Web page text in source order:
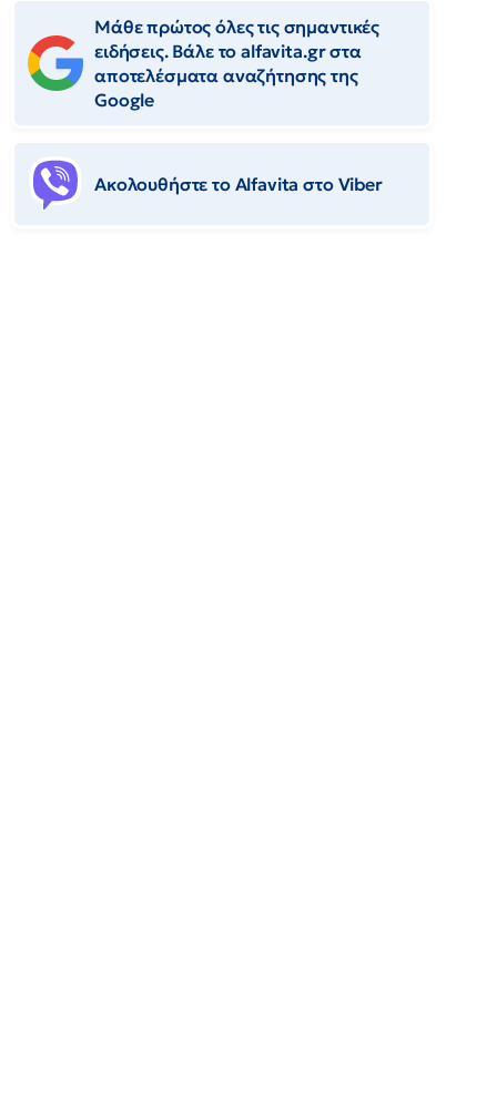
Μάθε πρώτος όλες τις σημαντικές
ειδήσεις. Βάλε το alfavita.gr στα
αποτελέσματα αναζήτησης της
Google
Ακολουθήστε το Αlfavita στο Viber